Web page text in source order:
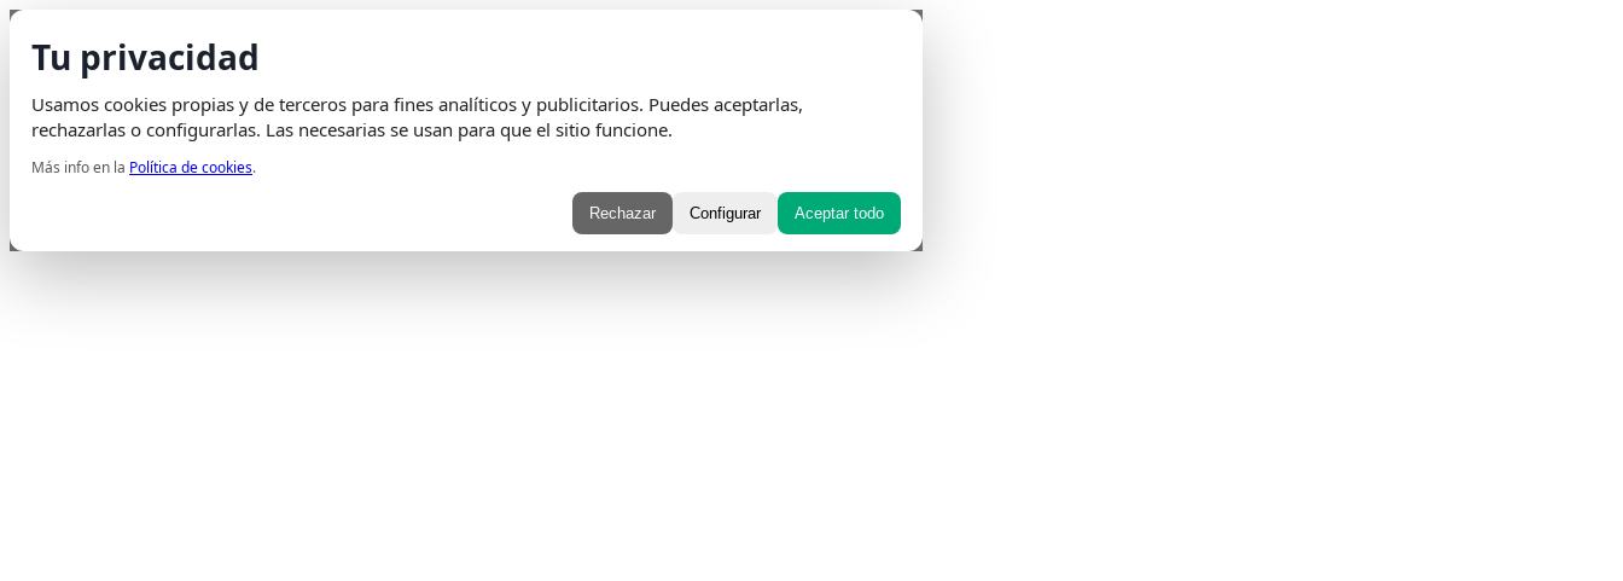
Tu privacidad
Usamos cookies propias y de terceros para fines analíticos y publicitarios. Puedes aceptarlas,
rechazarlas o configurarlas. Las necesarias se usan para que el sitio funcione.
Más info en la Política de cookies.
Rechazar Configurar Aceptar todo
Saltar al contenido
Envio Gratisen pedidos superiores a 75€ | Entrega en 24H
Whatsapp Envelope Instagram Tiktok